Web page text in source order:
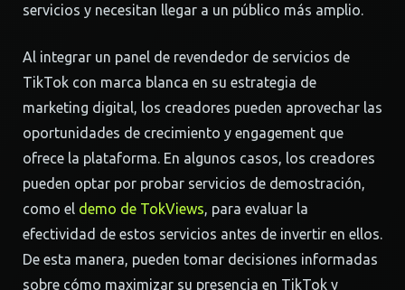
servicios y necesitan llegar a un público más amplio.
Al integrar un panel de revendedor de servicios de
TikTok con marca blanca en su estrategia de
marketing digital, los creadores pueden aprovechar las
oportunidades de crecimiento y engagement que
ofrece la plataforma. En algunos casos, los creadores
pueden optar por probar servicios de demostración,
como el demo de TokViews, para evaluar la
efectividad de estos servicios antes de invertir en ellos.
De esta manera, pueden tomar decisiones informadas
sobre cómo maximizar su presencia en TikTok y